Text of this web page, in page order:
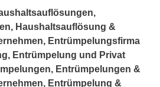
Haushaltsauflösung &
Entrümpelungsfirma
Entrümpelung und Privat
Entrümpelungen &
Entrümpelung &